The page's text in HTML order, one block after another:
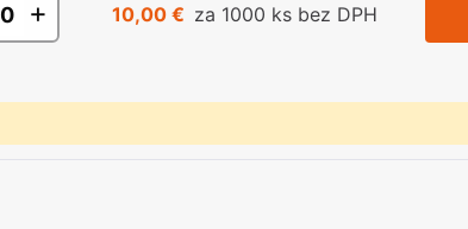
+ 10,00 € za 1000 ks bez DPH